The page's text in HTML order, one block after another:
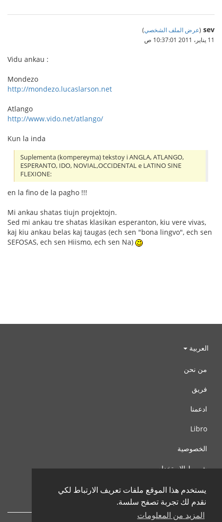
يستخدم هذا الموقع ملفات تعريف الارتباط لكي
نقدم لك تجربة تصفح سلسة.
المزيد من المعلومات
sev
(عرض الملف الشخصي)
11 يناير، 2011 10:37:01 ص
Vidu ankau :
Mondezo
http://mondezo.lucaslarson.net
Atlango
http://www.vido.net/atlango/
Kun la inda
Suplementa (kompereyma) tekstoy i ANGLA, ATLANGO,
ESPERANTO, IDO, NOVIAL,OCCIDENTAL e LATINO SINE
FLEXIONE:
en la fino de la pagho !!!
Mi ankau shatas tiujn projektojn.
Sed mi ankau tre shatas klasikan esperanton, kiu vere vivas,
kaj kiu ankau belas kaj taugas (ech sen "bona lingvo", ech sen
SEFOSAS, ech sen Hiismo, ech sen Na)
العربية
من نحن
فريق
ادعمنا
Libro
الخصوصية
شروط الإستخدام
اتصل بنا